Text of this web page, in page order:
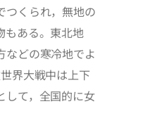
つくられ，無地の
もある。東北地
などの寒冷地でよ
界大戦中は上下
して，全国的に女